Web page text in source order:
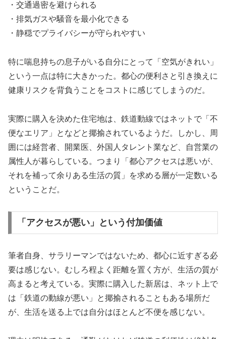
・交通過密を避けられる
・排気ガスや騒音を最小化できる
・静穏でプライバシーが守られやすい
特に喘息持ちの息子がいる自分にとって「空気がきれい」
という一点は特に大きかった。都心の便利さと引き換えに
健康リスクを背負うことをコストに感じてしまうのだ。
実際に購入を決めた住宅地は、鉄道動線ではネットで「不
便なエリア」となどと揶揄されているようだ。しかし、周
囲には経営者、開業医、外国人タレント業など、自営業の
属性人が暮らしている。つまり「都心アクセスは悪いが、
それを補って余りある生活の質」を求める層が一定数いる
ということだ。
「アクセスが悪い」という付加価値
筆者自身、サラリーマンではないため、都心に近すぎる必
要は感じない。むしろ程よく距離を置く方が、生活の質が
高まると考えている。実際に購入した新居は、ネット上で
は「鉄道の動線が悪い」と揶揄されることもある場所だ
が、生活を送る上では自分はほとんど不便を感じない。